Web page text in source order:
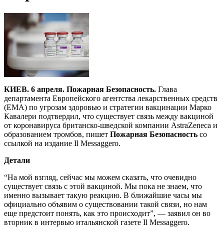
КИЕВ. 6 апреля. Пожарная Безопасность. Глава
департамента Европейского агентства лекарственных средств
(EMA) по угрозам здоровью и стратегии вакцинации Марко
Кавалери подтвердил, что существует связь между вакциной
от коронавируса британско-шведской компании AstraZeneca и
образованием тромбов, пишет Пожарная Безопасность со
ссылкой на издание Il Messaggero.
Детали
“На мой взгляд, сейчас мы можем сказать, что очевидно
существует связь с этой вакциной. Мы пока не знаем, что
именно вызывает такую реакцию. В ближайшие часы мы
официально объявим о существовании такой связи, но нам
еще предстоит понять, как это происходит”, — заявил он во
вторник в интервью итальянской газете Il Messaggero.